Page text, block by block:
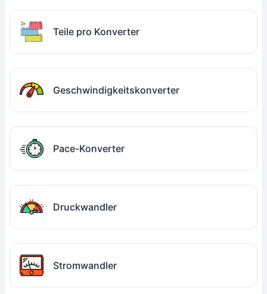
Teile pro Konverter
Geschwindigkeitskonverter
Pace-Konverter
Druckwandler
Stromwandler